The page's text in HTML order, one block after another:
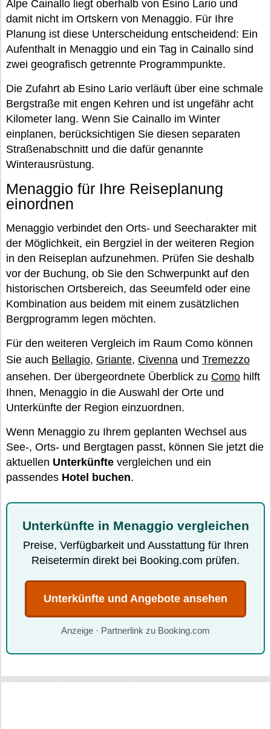
Alpe Cainallo liegt oberhalb von Esino Lario und
damit nicht im Ortskern von Menaggio. Für Ihre
Planung ist diese Unterscheidung entscheidend: Ein
Aufenthalt in Menaggio und ein Tag in Cainallo sind
zwei geografisch getrennte Programmpunkte.
Die Zufahrt ab Esino Lario verläuft über eine schmale
Bergstraße mit engen Kehren und ist ungefähr acht
Kilometer lang. Wenn Sie Cainallo im Winter
einplanen, berücksichtigen Sie diesen separaten
Straßenabschnitt und die dafür genannte
Winterausrüstung.
Menaggio für Ihre Reiseplanung
einordnen
Menaggio verbindet den Orts- und Seecharakter mit
der Möglichkeit, ein Bergziel in der weiteren Region
in den Reiseplan aufzunehmen. Prüfen Sie deshalb
vor der Buchung, ob Sie den Schwerpunkt auf den
historischen Ortsbereich, das Seeumfeld oder eine
Kombination aus beidem mit einem zusätzlichen
Bergprogramm legen möchten.
Für den weiteren Vergleich im Raum Como können
Sie auch Bellagio, Griante, Civenna und Tremezzo
ansehen. Der übergeordnete Überblick zu Como hilft
Ihnen, Menaggio in die Auswahl der Orte und
Unterkünfte der Region einzuordnen.
Wenn Menaggio zu Ihrem geplanten Wechsel aus
See-, Orts- und Bergtagen passt, können Sie jetzt die
aktuellen Unterkünfte vergleichen und ein
passendes Hotel buchen.
Unterkünfte in Menaggio vergleichen
Preise, Verfügbarkeit und Ausstattung für Ihren
Reisetermin direkt bei Booking.com prüfen.
Unterkünfte und Angebote ansehen
Anzeige · Partnerlink zu Booking.com